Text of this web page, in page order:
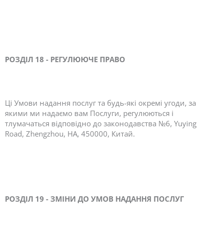
РОЗДІЛ 18 - РЕГУЛЮЮЧЕ ПРАВО
Ці Умови надання послуг та будь-які окремі угоди, за
якими ми надаємо вам Послуги, регулюються і
тлумачаться відповідно до законодавства №6, Yuying
Road, Zhengzhou, HA, 450000, Китай.
РОЗДІЛ 19 - ЗМІНИ ДО УМОВ НАДАННЯ ПОСЛУГ